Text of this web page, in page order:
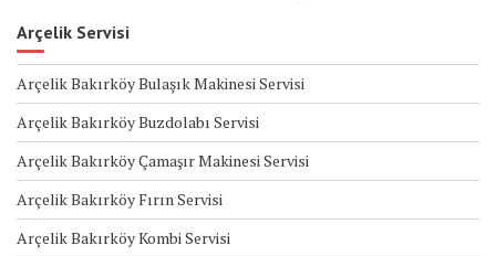
Arçelik Servisi
Arçelik Bakırköy Bulaşık Makinesi Servisi
Arçelik Bakırköy Buzdolabı Servisi
Arçelik Bakırköy Çamaşır Makinesi Servisi
Arçelik Bakırköy Fırın Servisi
Arçelik Bakırköy Kombi Servisi